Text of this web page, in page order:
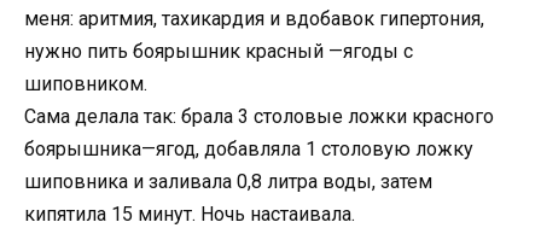
меня: аритмия, тахикардия и вдобавок гипертония,
нужно пить боярышник красный —ягоды с
шиповником.
Сама делала так: брала 3 столовые ложки красного
боярышника—ягод, добавляла 1 столовую ложку
шиповника и заливала 0,8 литра воды, затем
кипятила 15 минут. Ночь настаивала.